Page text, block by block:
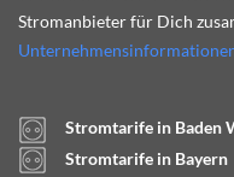
Stromanbieter für Dich
Stromtarife in Baden
Stromtarife in Bayern